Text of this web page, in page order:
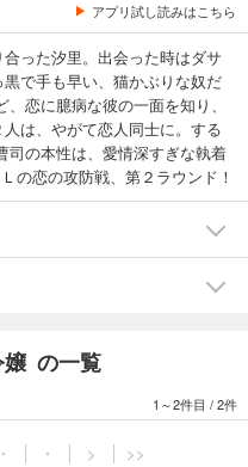
アプリ試し読みはこちら
った汐里。出会った時はダサ
で手も早い、猫かぶりな奴だ
恋に臆病な彼の一面を知り、
は、やがて恋人同士に。する
の本性は、愛情深すぎな執着
の恋の攻防戦、第２ラウンド！
嬢 の一覧
1～2件目 /2件
・ ・ > >>